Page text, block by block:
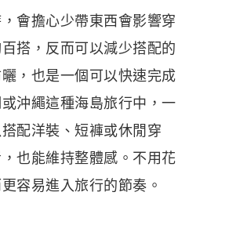
會擔心少帶東西會影響穿
搭，反而可以減少搭配的
，也是一個可以快速完成
沖繩這種海島旅行中，一
配洋裝、短褲或休閒穿
也能維持整體感。不用花
容易進入旅行的節奏。